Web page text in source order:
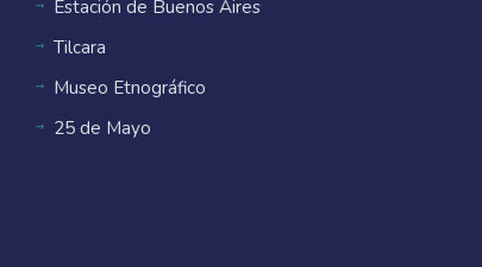
Estación de Buenos Aires
Tilcara
Museo Etnográfico
25 de Mayo